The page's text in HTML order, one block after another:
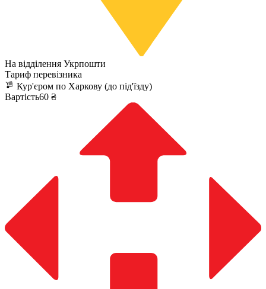
На відділення Укрпошти
Тариф перевізника
Кур'єром по Харкову (до під'їзду)
Вартість60 ₴